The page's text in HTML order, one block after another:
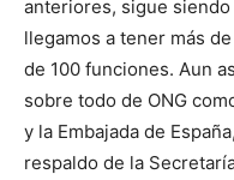
anteriores, sigue
llegamos a tener más
de 100 funciones. Aun
sobre todo de ONG
y la Embajada de
respaldo de la